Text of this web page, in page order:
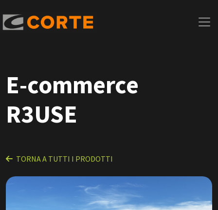
E-commerce
R3USE
TORNA A TUTTI I PRODOTTI